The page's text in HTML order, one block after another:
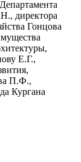
директора
Гонцова
Е.Г.,
П.Ф.,
Кургана